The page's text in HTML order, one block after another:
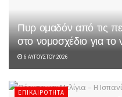
Πυρ ομαδόν από τις
στο νομοσχέδιο για το
6 ΑΥΓΟΎΣΤΟΥ 2026
ΕΠΙΚΑΙΡΌΤΗΤΑ